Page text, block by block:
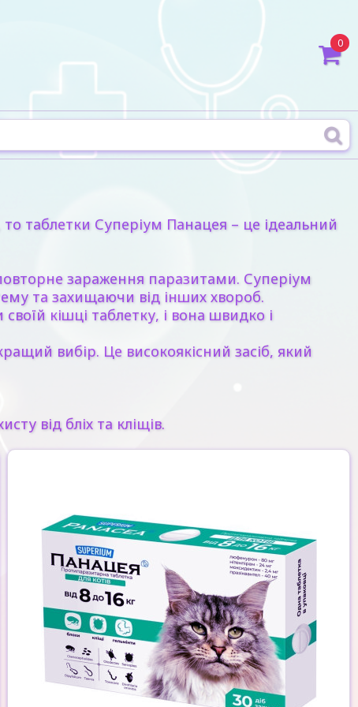
0
таблетки Суперіум Панацея – це ідеальний
зараження паразитами. Суперіум
та захищаючи від інших хвороб.
кішці таблетку, і вона швидко і
вибір. Це високоякісний засіб, який
від бліх та кліщів.